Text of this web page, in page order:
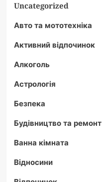
Uncategorized
Авто та мототехніка
Активний відпочинок
Алкоголь
Астрологія
Безпека
Будівництво та ремонт
Ванна кімната
Відносини